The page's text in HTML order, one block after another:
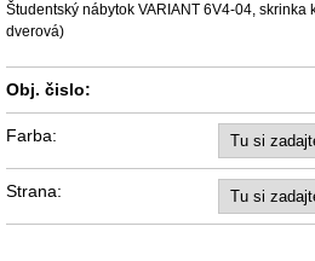
Študentský nábytok VARIANT 6V4-04,
dverová)
Obj. čislo:
Farba:
Strana: